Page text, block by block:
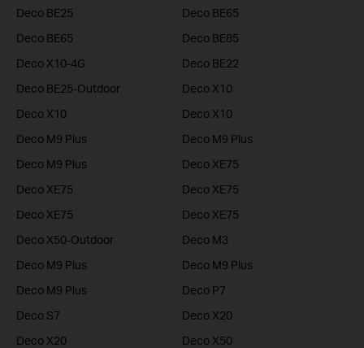
Deco BE25
Deco BE65
Deco BE65
Deco BE85
Deco X10-4G
Deco BE22
Deco BE25-Outdoor
Deco X10
Deco X10
Deco X10
Deco M9 Plus
Deco M9 Plus
Deco M9 Plus
Deco XE75
Deco XE75
Deco XE75
Deco XE75
Deco XE75
Deco X50-Outdoor
Deco M3
Deco M9 Plus
Deco M9 Plus
Deco M9 Plus
Deco P7
Deco S7
Deco X20
Deco X20
Deco X50